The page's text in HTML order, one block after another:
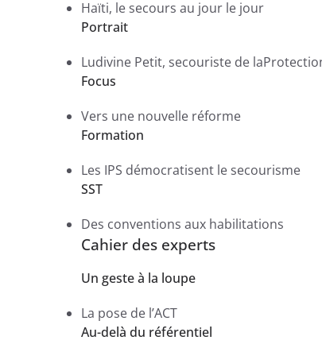
Haïti, le secours au jour le jour
Portrait
Ludivine Petit, secouriste de
Focus
Vers une nouvelle réforme
Formation
Les IPS démocratisent le secourisme
SST
Des conventions aux habilitations
Cahier des experts
Un geste à la loupe
La pose de l’ACT
Au-delà du référentiel